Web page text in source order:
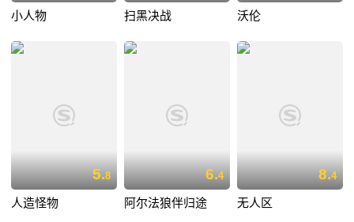
小人物 扫黑决战 沃伦
5.8
人造怪物
6.4
阿尔法狼伴归途
8.4
无人区